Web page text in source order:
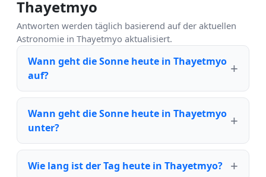
Thayetmyo
Antworten werden täglich basierend auf der aktuellen
Astronomie in Thayetmyo aktualisiert.
Wann geht die Sonne heute in Thayetmyo
auf?
Wann geht die Sonne heute in Thayetmyo
unter?
Wie lang ist der Tag heute in Thayetmyo?